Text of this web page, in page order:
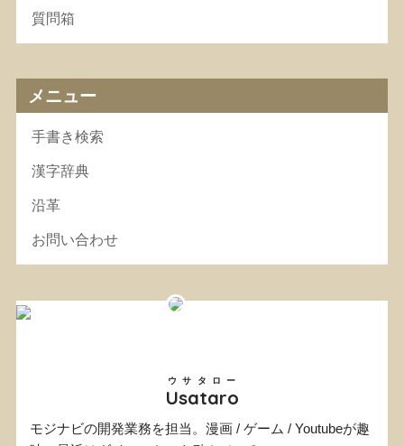
質問箱
メニュー
手書き検索
漢字辞典
沿革
お問い合わせ
Usataro
ウサタロー
モジナビの開発業務を担当。漫画 / ゲーム / Youtubeが趣